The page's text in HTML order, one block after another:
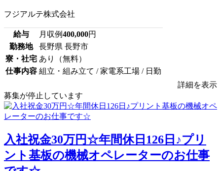
フジアルテ株式会社
給与 月収例400,000円
勤務地
長野県 長野市
寮・社宅 あり（無料）
仕事内容 組立・組み立て / 家電系工場 / 日勤
詳細を表示
募集が停止しています
入社祝金30万円☆年間休日126日♪プリ
ント基板の機械オペレーターのお仕事